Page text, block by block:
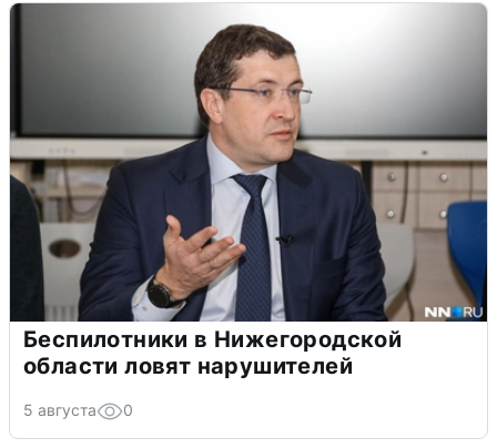
Беспилотники в Нижегородской
области ловят нарушителей
5 августа 0